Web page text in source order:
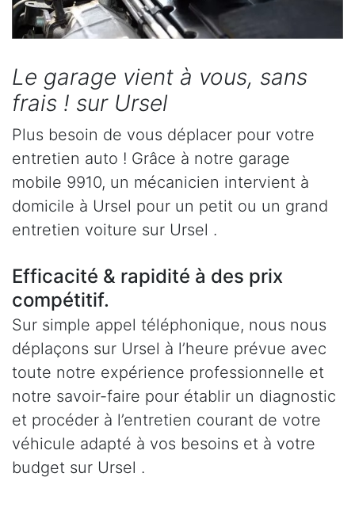
Le garage vient à vous, sans
frais ! sur Ursel
Plus besoin de vous déplacer pour votre
entretien auto ! Grâce à notre garage
mobile 9910, un mécanicien intervient à
domicile à Ursel pour un petit ou un grand
entretien voiture sur Ursel .
Efficacité & rapidité à des prix
compétitif.
Sur simple appel téléphonique, nous nous
déplaçons sur Ursel à l’heure prévue avec
toute notre expérience professionnelle et
notre savoir-faire pour établir un diagnostic
et procéder à l’entretien courant de votre
véhicule adapté à vos besoins et à votre
budget sur Ursel .